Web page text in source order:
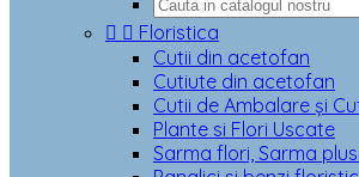
  Floristica
Cutii din acetofan
Cutiute din acetofan
Cutii de Ambalare și
Plante si Flori Uscate
Sarma flori, Sarma